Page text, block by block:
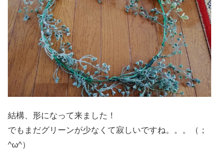
結構、形になって来ました！
でもまだグリーンが少なくて寂しいですね。。。（；
^ω^）